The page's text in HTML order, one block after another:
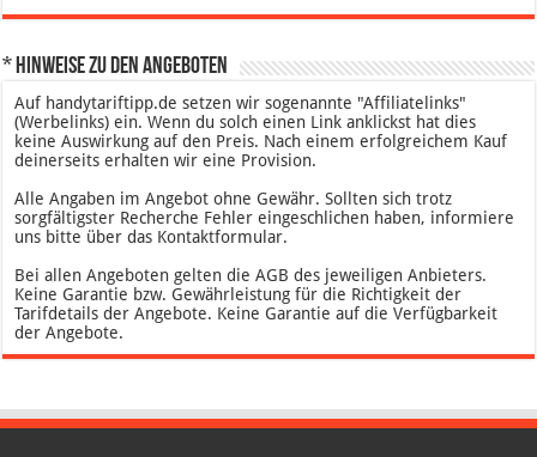
* Hinweise zu den Angeboten
Auf handytariftipp.de setzen wir sogenannte "Affiliatelinks"
(Werbelinks) ein. Wenn du solch einen Link anklickst hat dies
keine Auswirkung auf den Preis. Nach einem erfolgreichem Kauf
deinerseits erhalten wir eine Provision.
Alle Angaben im Angebot ohne Gewähr. Sollten sich trotz
sorgfältigster Recherche Fehler eingeschlichen haben, informiere
uns bitte über das Kontaktformular.
Bei allen Angeboten gelten die AGB des jeweiligen Anbieters.
Keine Garantie bzw. Gewährleistung für die Richtigkeit der
Tarifdetails der Angebote. Keine Garantie auf die Verfügbarkeit
der Angebote.